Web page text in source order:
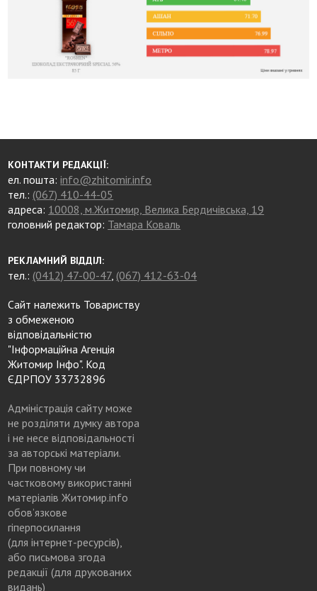
КОНТАКТИ РЕДАКЦІЇ:
ел. пошта:info@zhitomir.info
тел.: (067) 410-44-05
адреса: 10008, м.Житомир, Велика Бердичівська, 19
головний редактор: Тамара Коваль
РЕКЛАМНИЙ ВІДДІЛ:
тел.: (0412) 47-00-47, (067) 412-63-04
Сайт належить Товариству
з обмеженою
відповідальністю
"Інформаційна Агенція
Житомир Інфо". Код
ЄДРПОУ 33732896
Адміністрація сайту може
не розділяти думку автора
і не несе відповідальності
за авторські матеріали.
При повному чи
частковому використанні
матеріалів Житомир.info
обов’язкове
гіперпосилання
(для інтернет-ресурсів),
або письмова згода
редакції (для друкованих
видань)